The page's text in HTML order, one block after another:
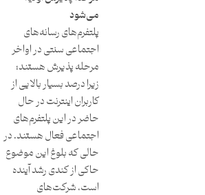
می‌شود
پلتفرم‌های رسانه‌های
اجتماعی سنتی در اواخر
مرحله پذیرش هستند؛
زیرا درصد بسیار بالایی از
کاربران اینترنت در حال
حاضر در این پلتفرم‌های
اجتماعی فعال هستند. در
حالی که بلوغ این موضوع
حاکی از کندی رشد آینده
است، شرکت‌های